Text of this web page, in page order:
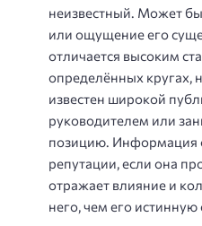
неизвестный. Может
или ощущение его
отличается высоким
определённых кругах,
известен широкой
руководителем или
позицию. Информация
репутации, если она
отражает влияние и
него, чем его